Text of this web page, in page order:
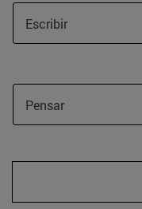
Escribir
Pensar